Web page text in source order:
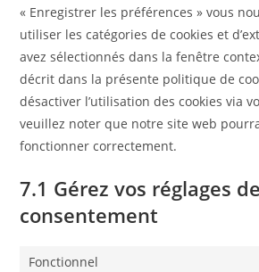
« Enregistrer les préférences » vous
utiliser les catégories de cookies et
avez sélectionnés dans la fenêtre
décrit dans la présente politique de
désactiver l’utilisation des cookies via
veuillez noter que notre site web
fonctionner correctement.
7.1 Gérez vos réglages de
consentement
Fonctionnel